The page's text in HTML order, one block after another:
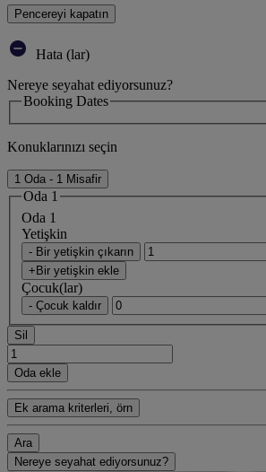
Pencereyi kapatın
Hata (lar)
Nereye seyahat ediyorsunuz?
Booking Dates
Konuklarınızı seçin
1 Oda - 1 Misafir
Oda 1
Oda 1
Yetişkin
- Bir yetişkin çıkarın
+Bir yetişkin ekle
Çocuk(lar)
- Çocuk kaldır
Sil
Oda ekle
Ek arama kriterleri, örn
Ara
Nereye seyahat ediyorsunuz?